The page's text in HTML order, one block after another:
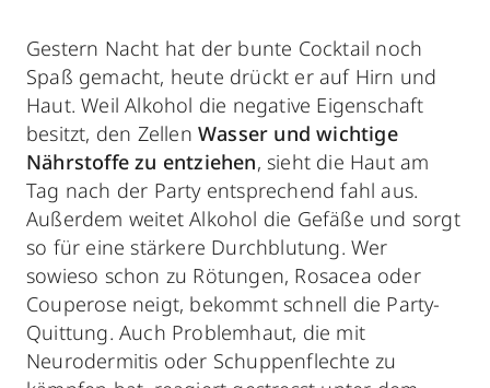
Gestern Nacht hat der bunte Cocktail noch
Spaß gemacht, heute drückt er auf Hirn und
Haut. Weil Alkohol die negative Eigenschaft
besitzt, den Zellen Wasser und wichtige
Nährstoffe zu entziehen, sieht die Haut am
Tag nach der Party entsprechend fahl aus.
Außerdem weitet Alkohol die Gefäße und sorgt
so für eine stärkere Durchblutung. Wer
sowieso schon zu Rötungen, Rosacea oder
Couperose neigt, bekommt schnell die Party-
Quittung. Auch Problemhaut, die mit
Neurodermitis oder Schuppenflechte zu